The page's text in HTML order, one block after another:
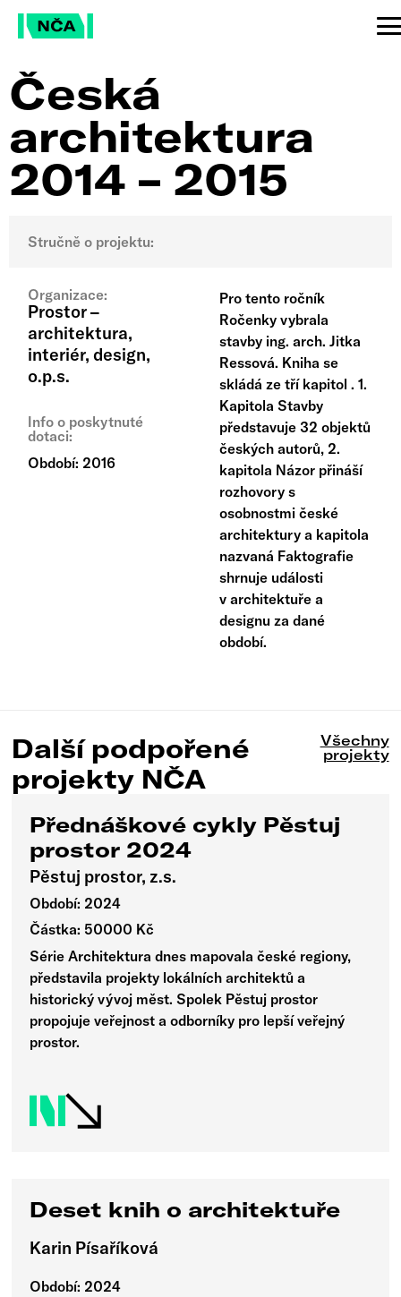
Česká
architektura
2014 – 2015
Stručně o projektu:
Organizace:
Prostor –
architektura,
interiér, design,
o.p.s.
Info o poskytnuté
dotaci:
Období: 2016
Pro tento ročník
Ročenky vybrala
stavby ing. arch. Jitka
Ressová. Kniha se
skládá ze tří kapitol . 1.
Kapitola Stavby
představuje 32 objektů
českých autorů, 2.
kapitola Názor přináší
rozhovory s
osobnostmi české
architektury a kapitola
nazvaná Faktografie
shrnuje události
v architektuře a
designu za dané
období.
Další podpořené
projekty NČA
Všechny
projekty
Přednáškové cykly Pěstuj
prostor 2024
Pěstuj prostor, z.s.
Období: 2024
Částka: 50000 Kč
Série Architektura dnes mapovala české regiony,
představila projekty lokálních architektů a
historický vývoj měst. Spolek Pěstuj prostor
propojuje veřejnost a odborníky pro lepší veřejný
prostor.
Deset knih o architektuře
Karin Písaříková
Období: 2024